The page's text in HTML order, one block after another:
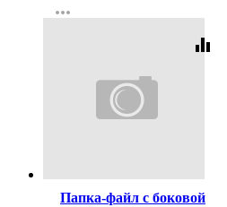
Регистрация
more_horiz
equalizer
Папка-файл с боковой